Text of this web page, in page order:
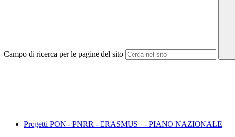
Campo di ricerca per le pagine del sito
Progetti PON - PNRR - ERASMUS+ - PIANO NAZIONALE